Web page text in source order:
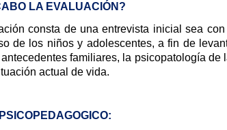
LA EVALUACIÓN?
consta de una entrevista inicial sea
de los niños y adolescentes, a fin de
familiares, la psicopatología
actual de vida.